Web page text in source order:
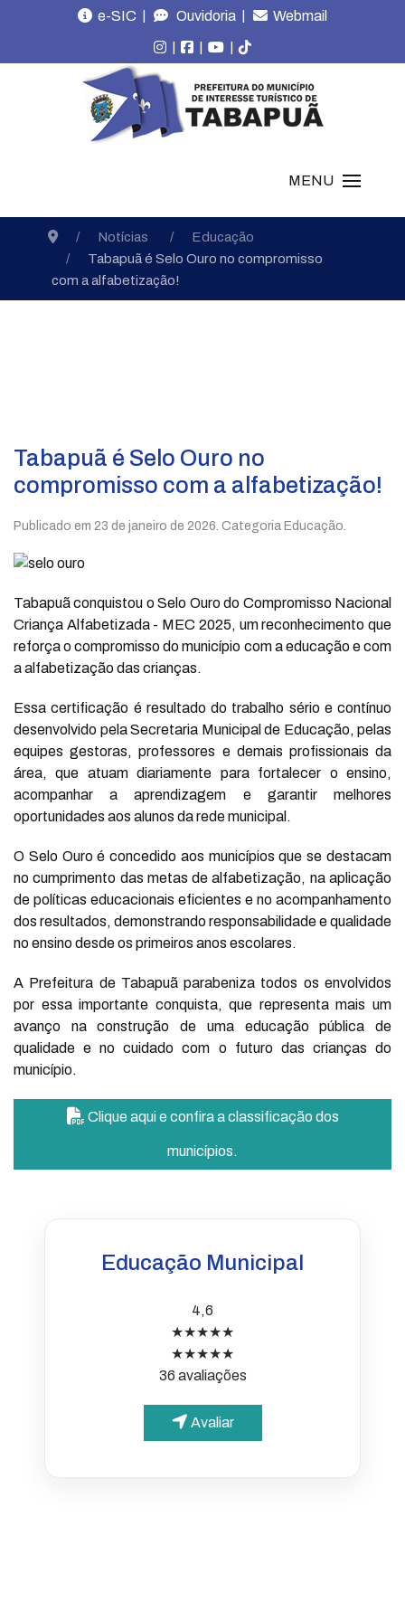
e-SIC | Ouvidoria | Webmail
| | |
MENU
Notícias
Educação
Tabapuã é Selo Ouro no compromisso
com a alfabetização!
Tabapuã é Selo Ouro no
compromisso com a alfabetização!
Publicado em 23 de janeiro de 2026 . Categoria Educação.
Tabapuã conquistou o Selo Ouro do Compromisso Nacional
Criança Alfabetizada - MEC 2025, um reconhecimento que
reforça o compromisso do município com a educação e com
a alfabetização das crianças.
Essa certificação é resultado do trabalho sério e contínuo
desenvolvido pela Secretaria Municipal de Educação, pelas
equipes gestoras, professores e demais profissionais da
área, que atuam diariamente para fortalecer o ensino,
acompanhar a aprendizagem e garantir melhores
oportunidades aos alunos da rede municipal.
O Selo Ouro é concedido aos municípios que se destacam
no cumprimento das metas de alfabetização, na aplicação
de políticas educacionais eficientes e no acompanhamento
dos resultados, demonstrando responsabilidade e qualidade
no ensino desde os primeiros anos escolares.
A Prefeitura de Tabapuã parabeniza todos os envolvidos
por essa importante conquista, que representa mais um
avanço na construção de uma educação pública de
qualidade e no cuidado com o futuro das crianças do
município.
Clique aqui e confira a classificação dos
municípios.
Educação Municipal
4,6
★★★★★
★★★★★
36 avaliações
Avaliar